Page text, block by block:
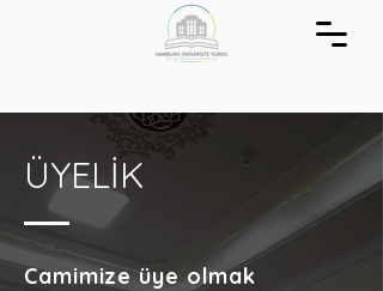
ÜYELİK
Camimize üye olmak